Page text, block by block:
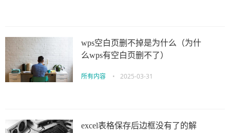
wps空白页删不掉是为什么（为什
么wps有空白页删不了）
所有内容 • 2025-03-31
excel表格保存后边框没有了的解